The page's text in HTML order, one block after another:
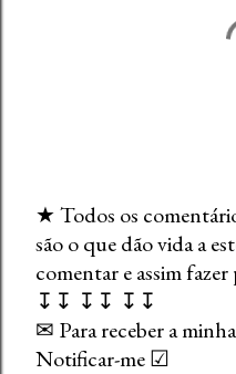
E
n
v
i
a
★ Todos os
são o que dão vida a
comentar e assim
↧↧ ↧↧ ↧↧
✉ Para receber a
Notificar-me ☑